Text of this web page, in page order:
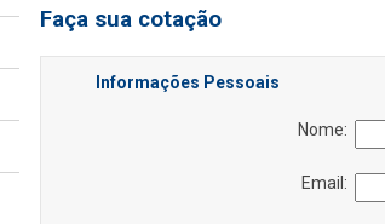
Faça sua cotação
Informações Pessoais
Nome:
Email: